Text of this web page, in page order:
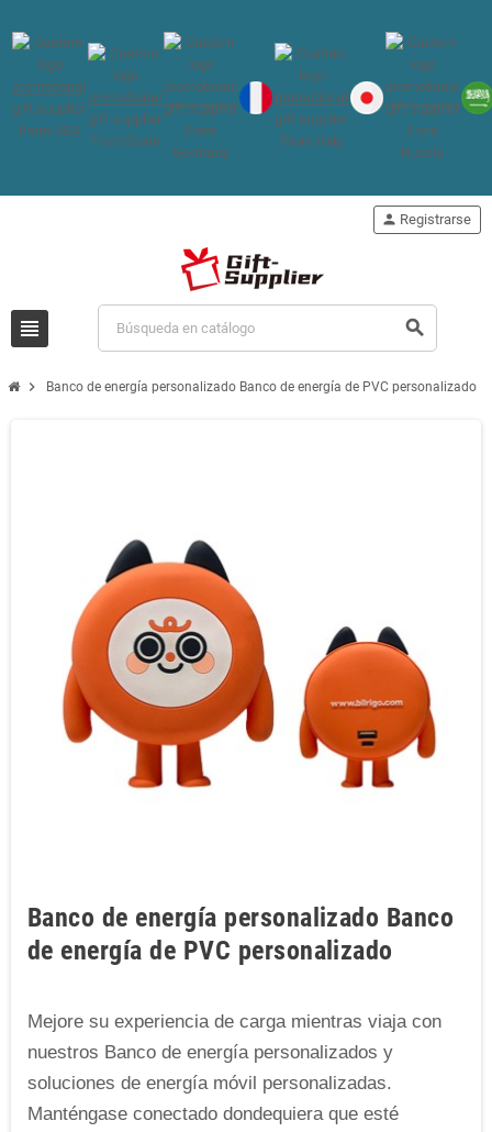
view_headline search
person Registrarse
chevron_right Banco de energía personalizado Banco de energía de PVC personalizado
Banco de energía personalizado Banco
de energía de PVC personalizado
Mejore su experiencia de carga mientras viaja con
nuestros Banco de energía personalizados y
soluciones de energía móvil personalizadas.
Manténgase conectado dondequiera que esté